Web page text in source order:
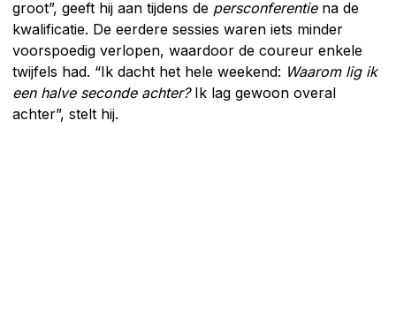
groot”, geeft hij aan tijdens de persconferentiena de
kwalificatie. De eerdere sessies waren iets minder
voorspoedig verlopen, waardoor de coureur enkele
twijfels had. “Ik dacht het hele weekend: Waarom lig ik
een halve seconde achter?Ik lag gewoon overal
achter”, stelt hij.